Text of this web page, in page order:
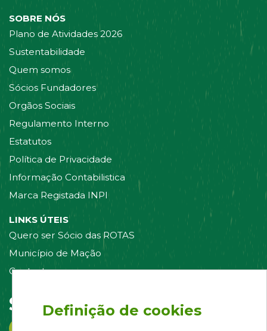
SOBRE NÓS
Plano de Atividades 2026
Sustentabilidade
Quem somos
Sócios Fundadores
Orgãos Sociais
Regulamento Interno
Estatutos
Política de Privacidade
Informação Contabilistica
Marca Registada INPI
LINKS ÚTEIS
Quero ser Sócio das ROTAS
Município de Mação
Contacte-nos
Siga-nos em:
Definição de cookies